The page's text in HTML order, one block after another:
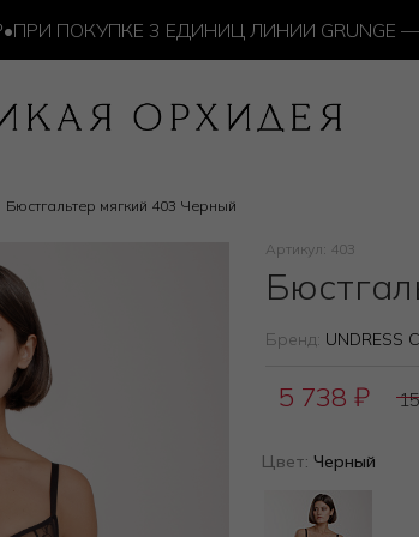
ПОКУПКЕ 3 ЕДИНИЦ ЛИНИИ GRUNGE —
Бюстгальтер мягкий 403 Черный
Артикул: 403
Бренд: UNDRESS
5 738 ₽
Цвет: Черный